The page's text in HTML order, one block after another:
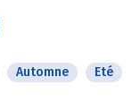
Automne
Eté